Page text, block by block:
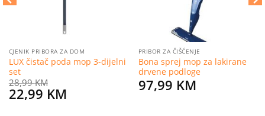
CJENIK PRIBORA ZA DOM
LUX čistač poda mop 3-dijelni
set
28,99KM
Original
price
22,99 KMCurrent
PRIBOR ZA ČIŠĆENJE
Bona sprej mop za lakirane
drvene podloge
97,99 KM